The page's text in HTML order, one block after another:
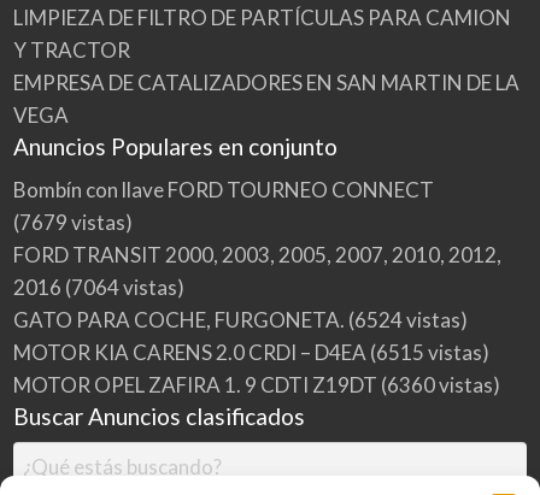
LIMPIEZA DE FILTRO DE PARTÍCULAS PARA CAMION
Y TRACTOR
EMPRESA DE CATALIZADORES EN SAN MARTIN DE LA
VEGA
Anuncios Populares en conjunto
Bombín con llave FORD TOURNEO CONNECT
(7679 vistas)
FORD TRANSIT 2000, 2003, 2005, 2007, 2010, 2012,
2016 (7064 vistas)
GATO PARA COCHE, FURGONETA. (6524 vistas)
MOTOR KIA CARENS 2.0 CRDI – D4EA (6515 vistas)
MOTOR OPEL ZAFIRA 1. 9 CDTI Z19DT (6360 vistas)
Buscar Anuncios clasificados